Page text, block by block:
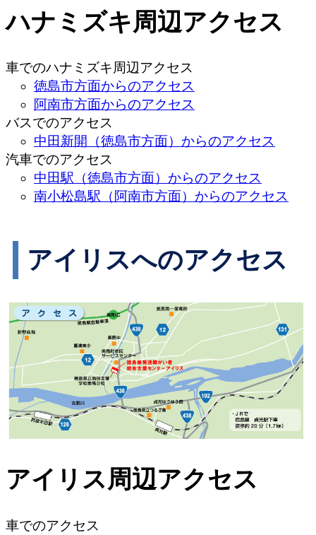
ハナミズキ周辺アクセス
車でのハナミズキ周辺アクセス
徳島市方面からのアクセス
阿南市方面からのアクセス
バスでのアクセス
中田新開（徳島市方面）からのアクセス
汽車でのアクセス
中田駅（徳島市方面）からのアクセス
南小松島駅（阿南市方面）からのアクセス
アイリスへのアクセス
アイリス周辺アクセス
車でのアクセス